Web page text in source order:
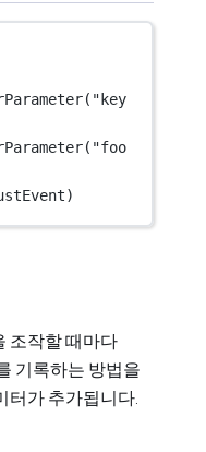
( "key
( "foo
조작할 때마다
기록하는 방법을
터가 추가됩니다.